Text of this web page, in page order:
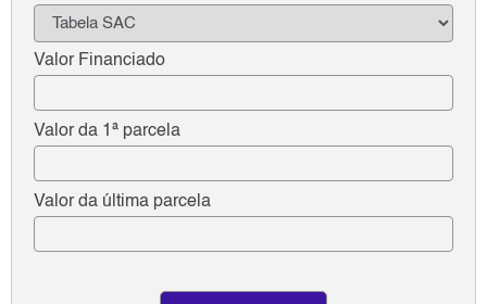
Valor Financiado
Valor da 1ª parcela
Valor da última parcela